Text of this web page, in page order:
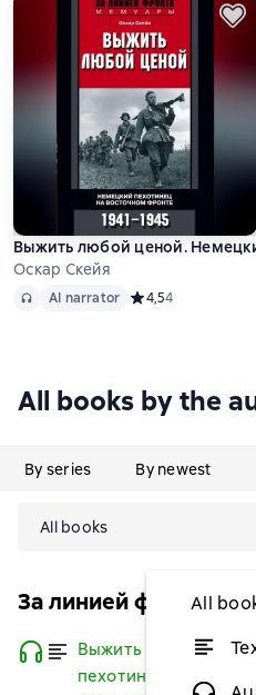
Выжить любой ценой.
Оскар Скейя
Audio AI narrator
AI narrator Средний рейтинг
4,54
All books by the
By series By newest
All books
All
За линией фронта.
Выжить любой
пехотинец на